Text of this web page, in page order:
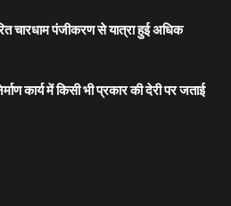
चारधाम पंजीकरण से यात्रा हुई अधिक
कार्य में किसी भी प्रकार की देरी पर जताई